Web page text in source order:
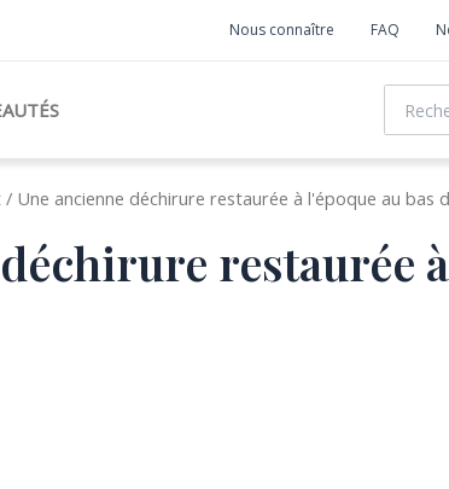
Nous connaître FAQ
ancienne déchirure restaurée à l'époque au bas
restaurée